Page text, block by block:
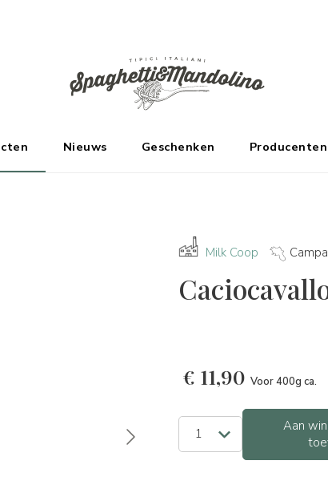
Milk Coop
€ 11,90 Voor 400g ca.
Aan
Nieuws Geschenken Producenten